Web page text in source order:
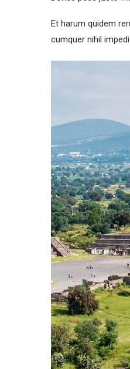
Et harum quidem
cumquer nihil